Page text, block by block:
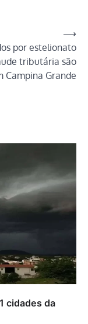
por estelionato
tributária são
Campina Grande
⟶
cidades da